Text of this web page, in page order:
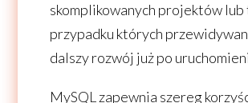
skomplikowanych projektów lub
przypadku których
dalszy rozwój już po
MySQL zapewnia szereg